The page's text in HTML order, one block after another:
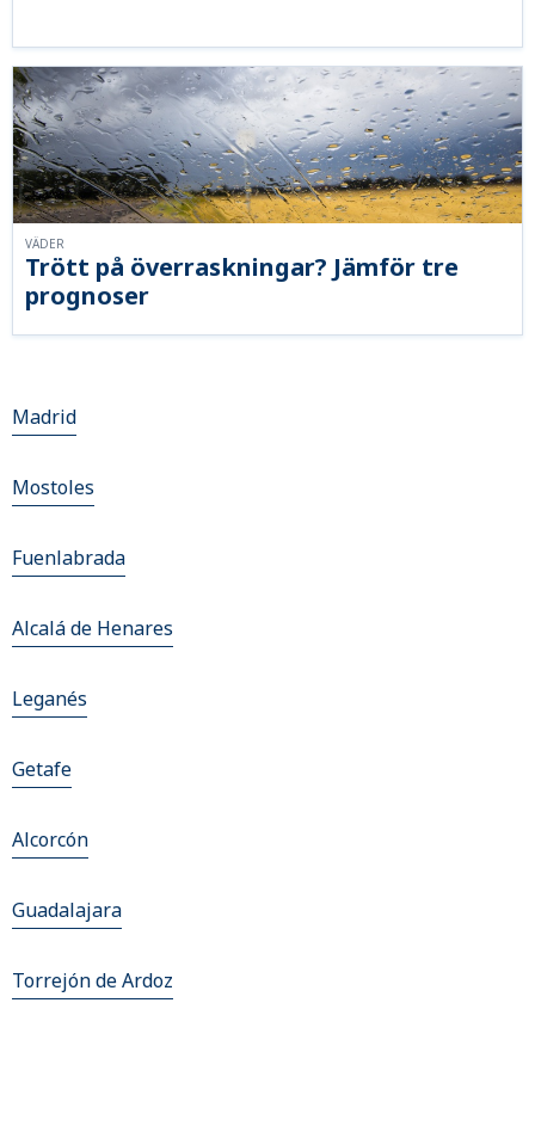
Trött på överraskningar? Jämför tre
prognoser
VÄDER
Madrid
Mostoles
Fuenlabrada
Alcalá de Henares
Leganés
Getafe
Alcorcón
Guadalajara
Torrejón de Ardoz